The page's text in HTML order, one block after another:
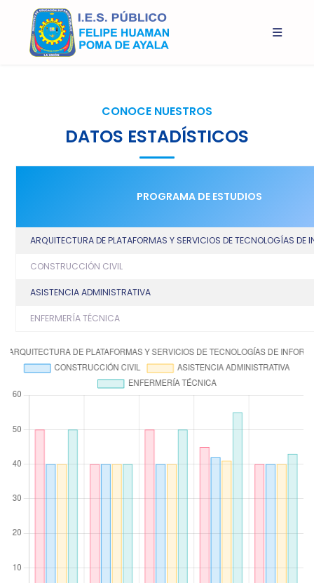
CONOCE NUESTROS
DATOS ESTADÍSTICOS
PROGRAMA DE ESTUDIOS
ARQUITECTURA DE PLATAFORMAS Y SERVICIOS DE TECNOLOGÍAS DE
CONSTRUCCIÓN CIVIL
ASISTENCIA ADMINISTRATIVA
ENFERMERÍA TÉCNICA